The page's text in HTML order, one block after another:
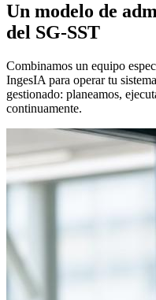
Un modelo de
del SG-SST
Combinamos un equipo
IngesIA para operar tu
gestionado: planeamos,
continuamente.